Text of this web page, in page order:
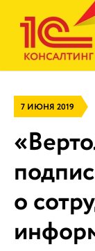
7 ИЮНЯ 2019
о